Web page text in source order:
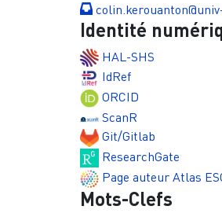
Identité
HAL-SHS
IdRef
ORCID
ScanR
Git/Gitlab
ResearchGate
Page auteur Atlas
Mots-Clefs